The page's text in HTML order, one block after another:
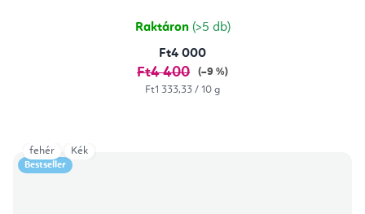
Raktáron (>5 db)
Ft4 000
Ft4 400
(–9 %)
Egységár:
Ft1 333,33 / 10 g
Bestseller
fehér Kék